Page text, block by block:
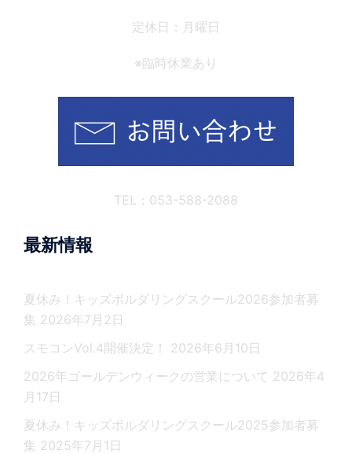
定休日：月曜日
※臨時休業あり
TEL：053-588-2088
最新情報
夏休み！キッズボルダリングスクール2026参加者募
集 2026年7月2日
スモコンVol.4開催決定！
2026年6月10日
2026年ゴールデンウィークの営業について 2026年4
月17日
夏休み！キッズボルダリングスクール2025参加者募
集 2025年7月1日